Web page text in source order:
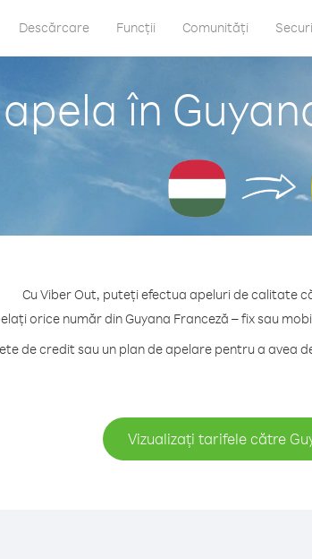
Descărcare Funcții Comunități
în
Cu Viber Out, puteți efectua apeluri de calitate
orice număr din Guyana Franceză – fix sau
de credit sau un plan de apelare pentru a avea
Vizualizați tarifele către